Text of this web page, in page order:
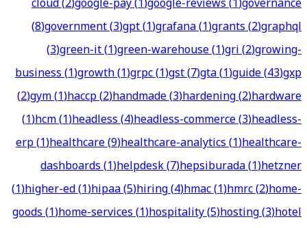
(8)government(3)gpt(1)grafana(1)grants(2)graphql
(3)green-it(1)green-warehouse(1)gri(2)growing-
business(1)growth(1)grpc(1)gst(7)gta(1)guide(43)gxp
(2)gym(1)haccp(2)handmade(3)hardening(2)hardware
(1)hcm(1)headless(4)headless-commerce(3)headless-
erp(1)healthcare(9)healthcare-analytics(1)healthcare-
dashboards(1)helpdesk(7)hepsiburada(1)hetzner
(1)higher-ed(1)hipaa(5)hiring(4)hmac(1)hmrc(2)home-
goods(1)home-services(1)hospitality(5)hosting(3)hotel